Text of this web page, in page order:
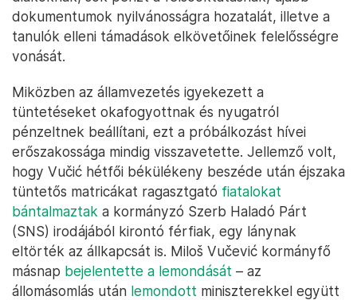
dokumentumok nyilvánosságra hozatalát, illetve a
tanulók elleni támadások elkövetőinek felelősségre
vonását.
Miközben az államvezetés igyekezett a
tüntetéseket okafogyottnak és nyugatról
pénzeltnek beállítani, ezt a próbálkozást hívei
erőszakossága mindig visszavetette. Jellemző volt,
hogy Vučić hétfői békülékeny beszéde után éjszaka
tüntetős matricákat ragasztgató fiatalokat
bántalmaztak a kormányzó Szerb Haladó Párt
(SNS) irodájából kirontó férfiak, egy lánynak
eltörték az állkapcsát is. Miloš Vučević kormányfő
másnap bejelentette a lemondását – az
állomásomlás után lemondott miniszterekkel együtt